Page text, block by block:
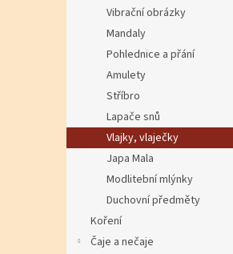
Vibrační obrázky
Mandaly
Pohlednice a přání
Amulety
Stříbro
Lapače snů
Vlajky, vlaječky
Japa Mala
Modlitební mlýnky
Duchovní předměty
Koření
Čaje a nečaje